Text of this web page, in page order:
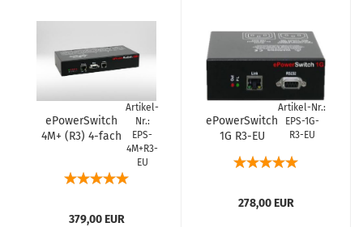
ePowerSwitch
4M+ (R3) 4-fach
Artikel-
Nr.:
EPS-
4M+R3-
EU
379,00 EUR
ePowerSwitch
1G R3-EU
Artikel-Nr.:
EPS-1G-
R3-EU
278,00 EUR